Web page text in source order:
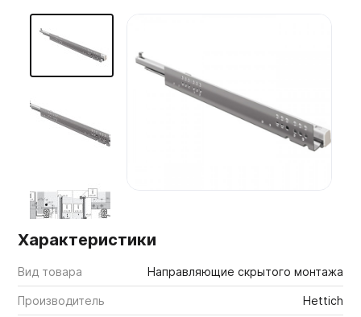
Характеристики
Вид товара Направляющие скрытого монтажа
Производитель Hettich